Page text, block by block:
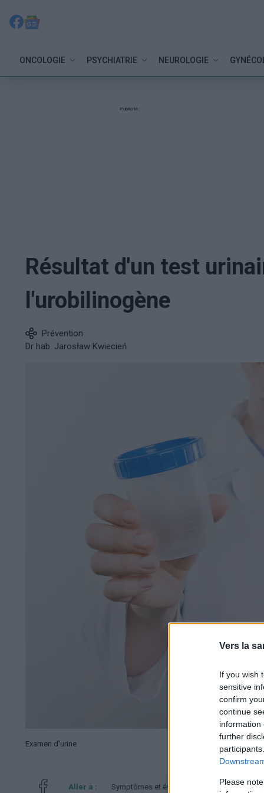
Vers la
If you wish
sensitive
confirm
continue
information
further
Please
ONCOLOGIE PSYCHIATRIE NEUROLOGIE
Publicité:
Résultat d'un test
l'urobilinogène
Prévention
Dr hab. Jarosław Kwiecień
Examen d'urine
Aller à : Symptômes et évolution Quand